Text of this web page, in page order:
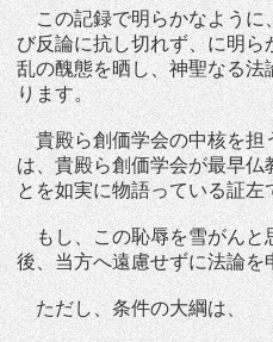
この記録で明らかなように
び反論に抗し切れず、に明
乱の醜態を晒し、神聖なる
ります。
貴殿ら創価学会の中核を担
は、貴殿ら創価学会が最早
とを如実に物語っている証左
もし、この恥辱を雪がんと
後、当方へ遠慮せずに法論
ただし、条件の大綱は、